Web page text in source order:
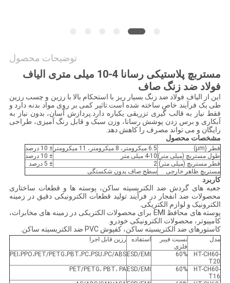
حفظ
حریم
خصوصی
توضیحات محصول
مستربچ پلاستیکی رسانا 4-10 میلی متری الیاف
فولاد ضد زنگ صاف
این از الیاف فولاد ضد زنگ بسیار ریز با استحکام بالا با رزین و چسب رزین
طی یک فرآیند خاص ساخته شده است.تاثیر کمی بر روی مواد بدنه دارد و
فقط نیاز به قالب گیری تزریقی یکباره دارد.پردازش آسان، بدون نیاز به
آبکاری و برس زدن پوشش رسانا، وزن سبک و قابل رنگ آمیزی، طراحی
رایگان و می تواند مصرف را کاهش دهد.
مشخصات محصول
قطر (μm) 6.5 میکرومتر، 8 میکرومتر، 11 میکرومتر
± 10 درصد
طول مستربچ (میلی متر) 4-10 میلی متر
± 10 درصد
قطر مستربچ (میلی متر) 2
± 5 درصد
مستربچ ظاهر خارجی
سطح صاف بدون شکستگی
کاربرد
جعبه های گردش ضد الکتریسیته ساکن، پوسته ها و قطعات ساختاری
محصولات ضد انفجار در فرآیند تولید قطعات الکترونیکی دقیق در زمینه
الکترونیک و لوازم الکتریکی.
پوسته های محافظ EMI برای محصولات الکتریکی در زمینه های مخابرات،
کامپیوتر، محصولات الکترونیکی خودرو.
کاستورهای ضد الکتریسیته ساکن، کفپوش PVC ضد الکتریسیته ساکن.
مدل
نسبت فیبر
فلزی
استفاده رزین قابل اجرا
HT-CH60-
T20
60%
ESD/EMI PEI،PPO،PET/PETG،PBT،PC،PSU،PC/ABS
HT-CH60-
T16
60%
ESD/EMI PET/PETG، PBT، PA